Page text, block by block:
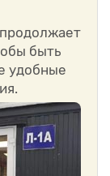
продолжает
быть
удобные